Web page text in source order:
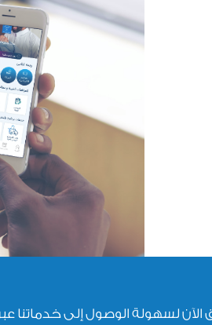
الآن لسهولة الوصول إلى خدماتنا